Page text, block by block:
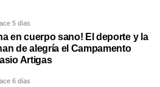
5 días
en cuerpo sano! El deporte y la
de alegría el Campamento
Artigas
6 días